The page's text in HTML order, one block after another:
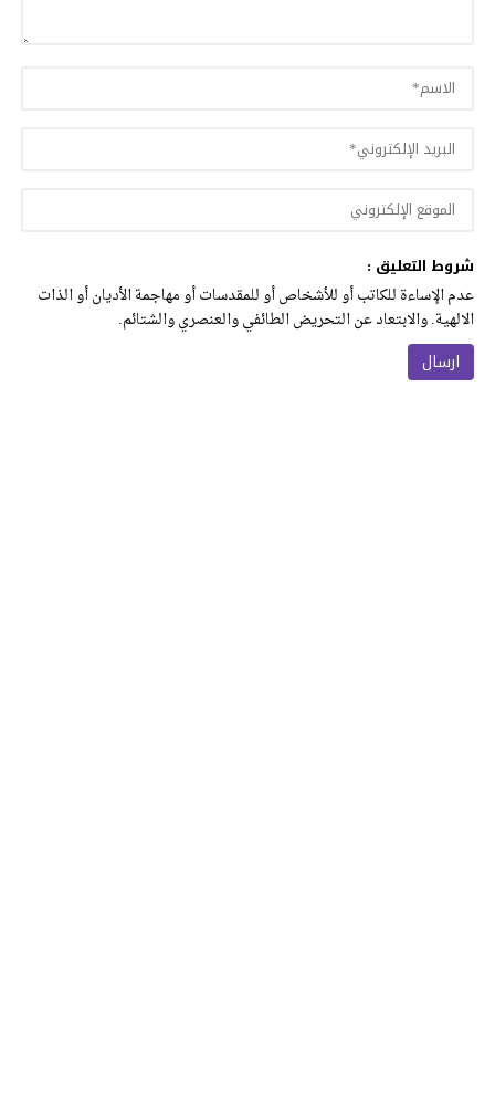
شروط التعليق :
عدم الإساءة للكاتب أو للأشخاص أو للمقدسات أو مهاجمة الأديان أو الذات
الالهية. والابتعاد عن التحريض الطائفي والعنصري والشتائم.